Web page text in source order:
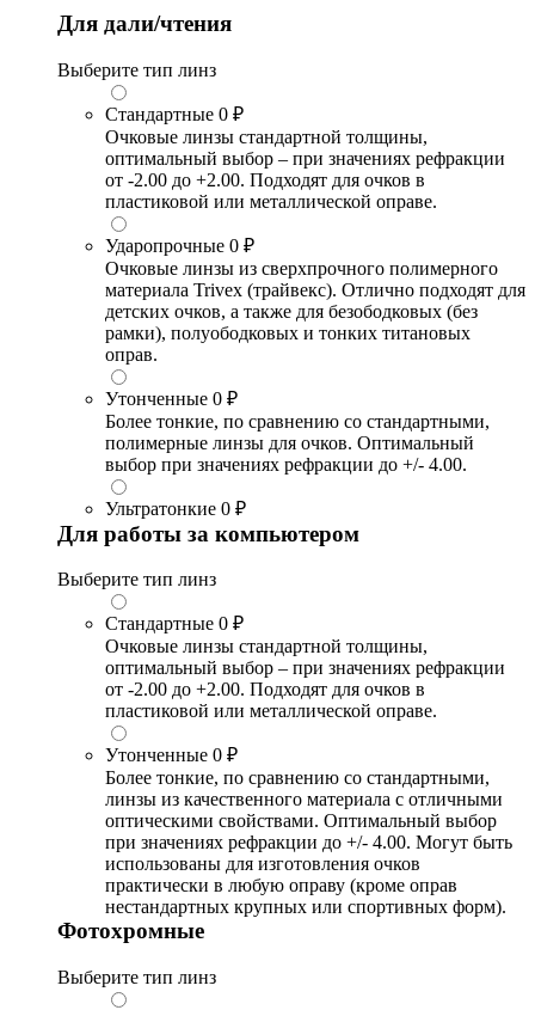
Для дали/чтения
Выберите тип линз
Стандартные 0 ₽
Очковые линзы стандартной толщины,
оптимальный выбор – при значениях рефракции
от -2.00 до +2.00. Подходят для очков в
пластиковой или металлической оправе.
Ударопрочные 0 ₽
Очковые линзы из сверхпрочного полимерного
материала Trivex (трайвекс). Отлично подходят для
детских очков, а также для безободковых (без
рамки), полуободковых и тонких титановых
оправ.
Утонченные 0 ₽
Более тонкие, по сравнению со стандартными,
полимерные линзы для очков. Оптимальный
выбор при значениях рефракции до +/- 4.00.
Ультратонкие 0 ₽
Для работы за компьютером
Выберите тип линз
Стандартные 0 ₽
Очковые линзы стандартной толщины,
оптимальный выбор – при значениях рефракции
от -2.00 до +2.00. Подходят для очков в
пластиковой или металлической оправе.
Утонченные 0 ₽
Более тонкие, по сравнению со стандартными,
линзы из качественного материала с отличными
оптическими свойствами. Оптимальный выбор
при значениях рефракции до +/- 4.00. Могут быть
использованы для изготовления очков
практически в любую оправу (кроме оправ
нестандартных крупных или спортивных форм).
Фотохромные
Выберите тип линз